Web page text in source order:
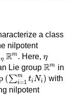
a class
nilpotent
η Rm
m . Here, η
η
Lie group Rm
Rm in
(∑m
i=1 tiNi)
=1mtiN i with
nilpotent